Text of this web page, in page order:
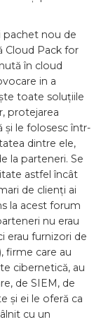
pachet nou de
Cloud Pack for
în cloud
in a
toate soluțiile
protejarea
și le folosesc într-
dintre ele,
la parteneri. Se
astfel încât
de clienți ai
la acest forum
nu erau
erau furnizori de
firme care au
cibernetică, au
de SIEM, de
și ei le oferă ca
cu un